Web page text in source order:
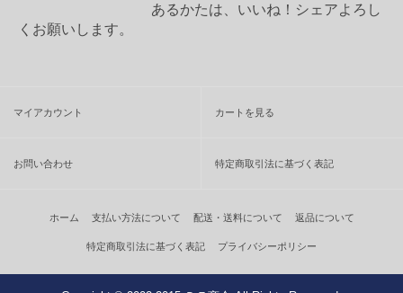
あるかたは、いいね！シェアよろし
くお願いします。
マイアカウント カートを見る
お問い合わせ 特定商取引法に基づく表記
ホーム 支払い方法について 配送・送料について 返品について
特定商取引法に基づく表記 プライバシーポリシー